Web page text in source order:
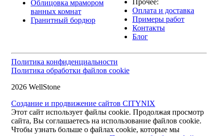
Облицовка мрамором
ванных комнат
Гранитный бордюр
Прочее:
Оплата и доставка
Примеры работ
Контакты
Блог
Политика конфиденциальности
Политика обработки файлов cookie
2026 WellStone
Создание и продвижение сайтов CITYNIX
Этот сайт использует файлы cookie. Продолжая просмотр
сайта, Вы соглашаетесь на использование файлов cookie.
Чтобы узнать больше о файлах cookie, которые мы